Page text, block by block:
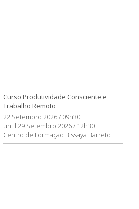
Curso Produtividade Consciente e
Trabalho Remoto
22 Setembro 2026 / 09h30
until 29 Setembro 2026 / 12h30
Centro de Formação Bissaya Barreto